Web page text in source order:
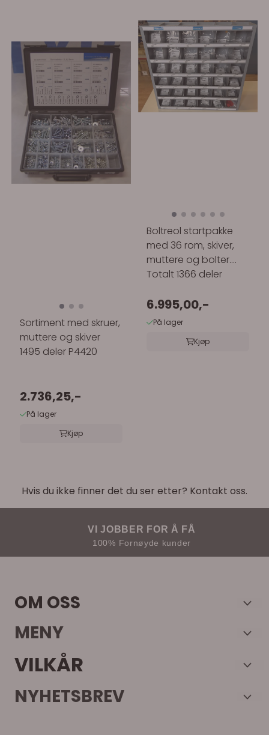
Sortiment med skruer,
muttere og skiver
1495 deler P4420
2.736,25,-
På lager
Kjøp
Boltreol startpakke
med 36 rom, skiver,
muttere og bolter.
Totalt 1366 deler
6.995,00,-
På lager
Kjøp
Hvis du ikke finner det du ser etter? Kontakt oss.
VI JOBBER FOR Å FÅ
100% Fornøyde kunder
OM OSS
Harasjøvegen 33-35
2330 Vallset
MENY
Frakt og retur
Om oss
VILKÅR
Frakt og retur
NYHETSBREV